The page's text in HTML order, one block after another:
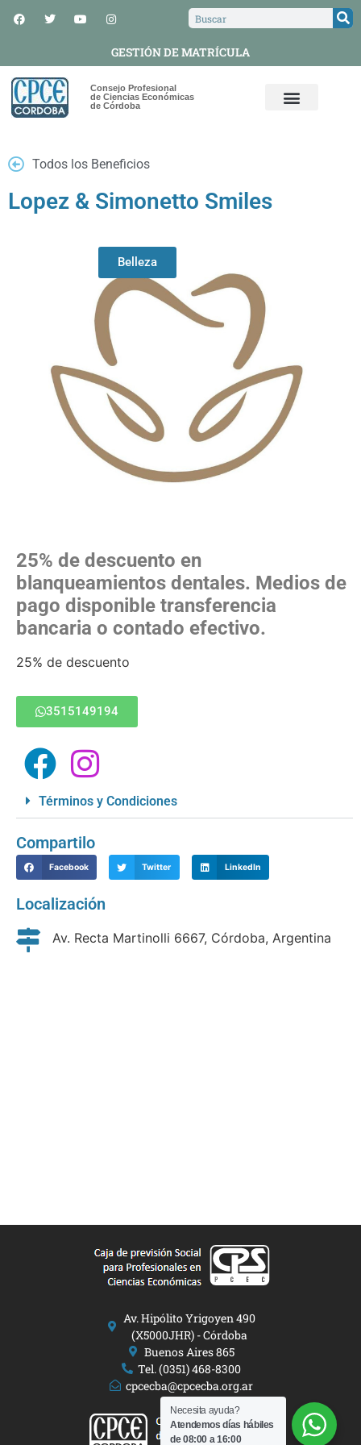
GESTIÓN DE MATRÍCULA
Consejo Profesional
de Ciencias Económicas
de Córdoba
Todos los Beneficios
Lopez & Simonetto Smiles
Belleza
25% de descuento en
blanqueamientos dentales. Medios de
pago disponible transferencia
bancaria o contado efectivo.
25% de descuento
3515149194
Términos y Condiciones
Compartilo
Facebook Twitter LinkedIn
Localización
Av. Recta Martinolli 6667, Córdoba, Argentina
Av. Hipólito Yrigoyen 490
(X5000JHR) - Córdoba
Buenos Aires 865
Tel. (0351) 468-8300
cpcecba@cpcecba.org.ar
Necesita ayuda?
Atendemos días hábiles
de 08:00 a 16:00